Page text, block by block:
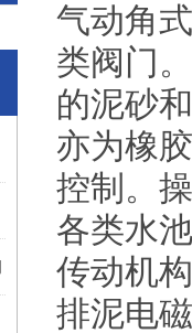
气动角
类阀门
的泥砂
亦为橡
控制。
各类水
传动机
排泥电